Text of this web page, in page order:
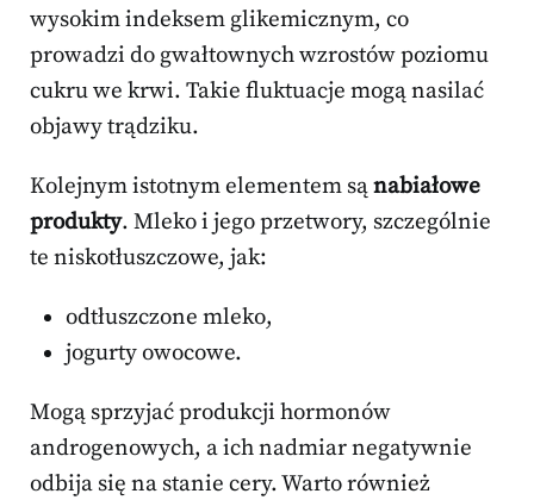
wysokim indeksem glikemicznym, co
prowadzi do gwałtownych wzrostów poziomu
cukru we krwi. Takie fluktuacje mogą nasilać
objawy trądziku.
Kolejnym istotnym elementem sąnabiałowe
produkty. Mleko i jego przetwory, szczególnie
te niskotłuszczowe, jak:
odtłuszczone mleko,
jogurty owocowe.
Mogą sprzyjać produkcji hormonów
androgenowych, a ich nadmiar negatywnie
odbija się na stanie cery. Warto również